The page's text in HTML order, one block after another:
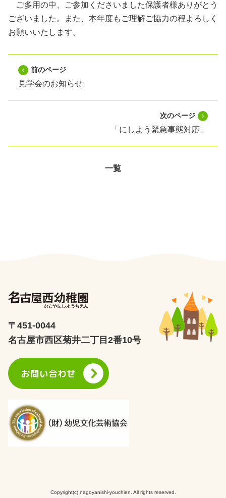
ご多用の中、ご参加くださいました保護者様ありがとう
ございました。また、本年度もご理解ご協力の程よろしく
お願いいたします。
前のページ
見学会のお知らせ
次のページ
「にしよう緊急事態対応」
一覧
〒451-0044
名古屋市西区菊井二丁目2番10号
お問い合わせ
Copyright(c) nagoyanishi-youchien. All rights reserved.